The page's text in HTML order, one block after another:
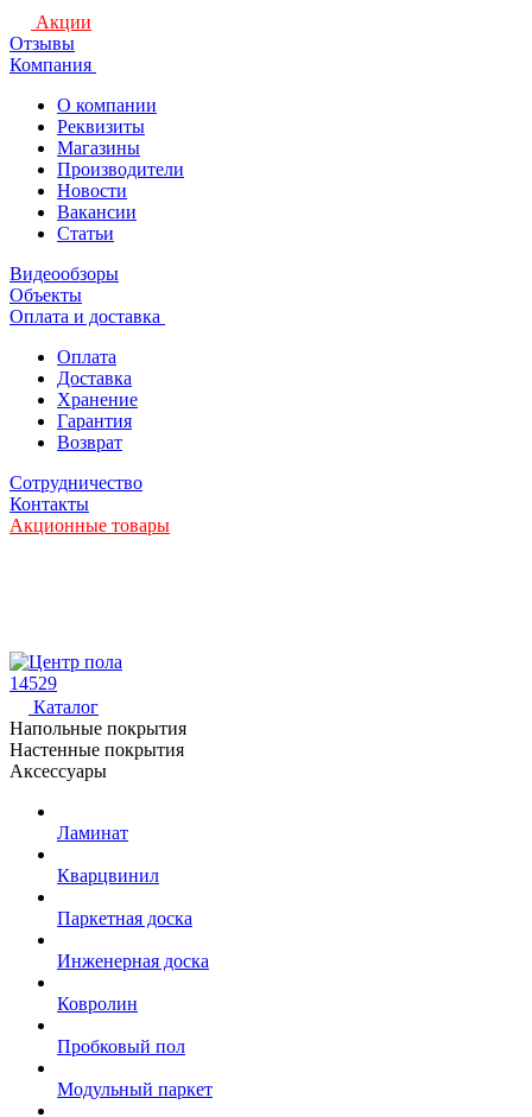
Акции
Отзывы
Компания
О компании
Реквизиты
Магазины
Производители
Новости
Вакансии
Статьи
Видеообзоры
Объекты
Оплата и доставка
Оплата
Доставка
Хранение
Гарантия
Возврат
Сотрудничество
Контакты
Акционные товары
14529
Каталог
Напольные покрытия
Настенные покрытия
Аксессуары
Ламинат
Кварцвинил
Паркетная доска
Инженерная доска
Ковролин
Пробковый пол
Модульный паркет